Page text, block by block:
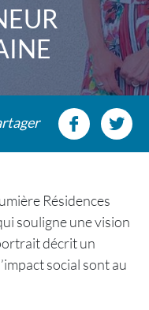
Résidences
souligne une vision
décrit un
social sont au